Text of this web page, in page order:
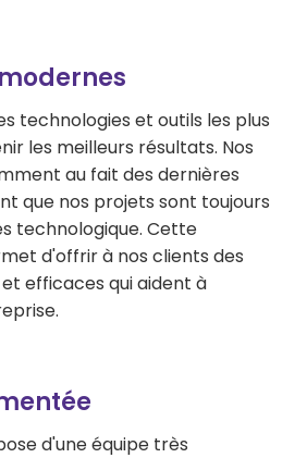
technologies et outils les plus
les meilleurs résultats. Nos
au fait des dernières
que nos projets sont toujours
technologique. Cette
d'offrir à nos clients des
efficaces qui aident à
d'une équipe très